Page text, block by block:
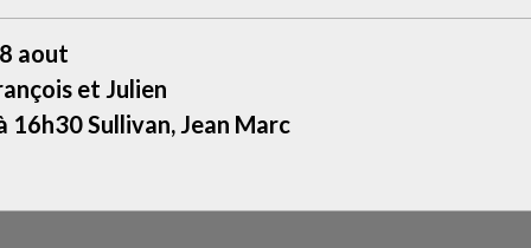
aout
et Julien
16h30 Sullivan, Jean Marc